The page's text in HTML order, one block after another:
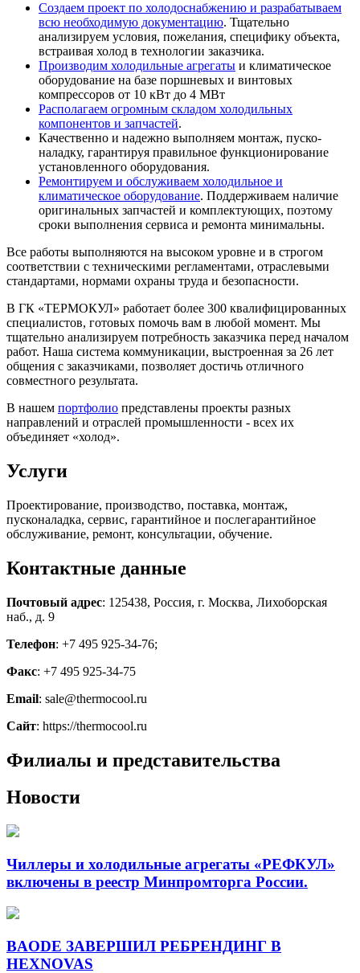
Создаем проект по холодоснабжению и разрабатываем
всю необходимую документацию. Тщательно
анализируем условия, пожелания, специфику объекта,
встраивая холод в технологии заказчика.
Производим холодильные агрегаты и климатическое
оборудование на базе поршневых и винтовых
компрессоров от 10 кВт до 4 МВт
Располагаем огромным складом холодильных
компонентов и запчастей.
Качественно и надежно выполняем монтаж, пуско-
наладку, гарантируя правильное функционирование
установленного оборудования.
Ремонтируем и обслуживаем холодильное и
климатическое оборудование. Поддерживаем наличие
оригинальных запчастей и комплектующих, поэтому
сроки выполнения сервиса и ремонта минимальны.
Все работы выполняются на высоком уровне и в строгом
соответствии с техническими регламентами, отраслевыми
стандартами, нормами охраны труда и безопасности.
В ГК «ТЕРМОКУЛ» работает более 300 квалифицированных
специалистов, готовых помочь вам в любой момент. Мы
тщательно анализируем потребность заказчика перед началом
работ. Наша система коммуникации, выстроенная за 26 лет
общения с заказчиками, позволяет достичь отличного
совместного результата.
В нашем портфолио представлены проекты разных
направлений и отраслей промышленности - всех их
объединяет «холод».
Услуги
Проектирование, производство, поставка, монтаж,
пусконаладка, сервис, гарантийное и послегарантийное
обслуживание, ремонт, консультации, обучение.
Контактные данные
Почтовый адрес: 125438, Россия, г. Москва, Лихоборская
наб., д. 9
Телефон: +7 495 925-34-76;
Факс: +7 495 925-34-75
Email: sale@thermocool.ru
Сайт: https://thermocool.ru
Филиалы и представительства
Новости
Чиллеры и холодильные агрегаты «РЕФКУЛ»
включены в реестр Минпромторга России.
BAODE ЗАВЕРШИЛ РЕБРЕНДИНГ В
HEXNOVAS